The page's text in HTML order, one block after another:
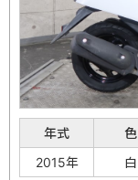
年式 色
2015年
白